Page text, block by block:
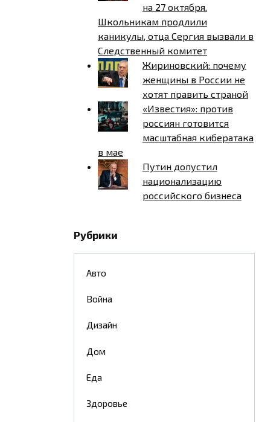
на 27 октября.
Школьникам продлили
каникулы, отца Сергия вызвали в
Следственный комитет
Жириновский: почему
женщины в России не
хотят править страной
«Известия»: против
россиян готовится
масштабная кибератака
в мае
Путин допустил
национализацию
российского бизнеса
Рубрики
Авто
Война
Дизайн
Дом
Еда
Здоровье